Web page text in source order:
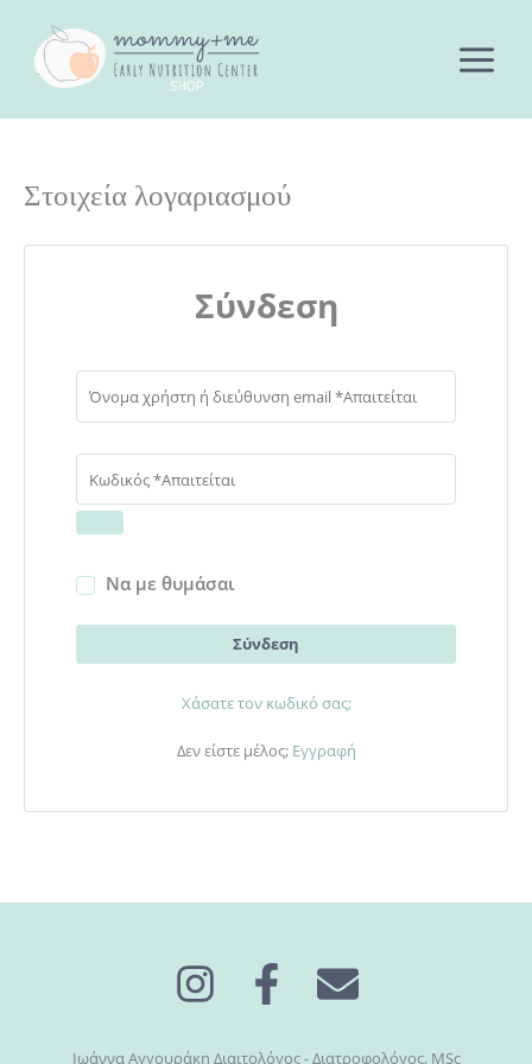
περιεχόμενο
Στοιχεία λογαριασμού
Σύνδεση
Να με θυμάσαι
Σύνδεση
Χάσατε τον κωδικό σας;
Δεν είστε μέλος; Εγγραφή
Ιωάννα Αγγουράκη Διαιτολόγος - Διατροφολόγος, MSc